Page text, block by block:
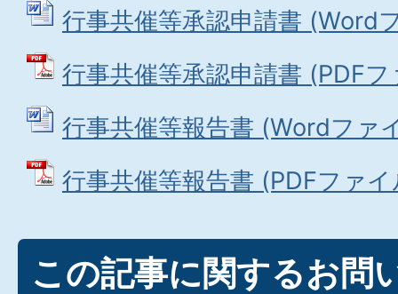
行事共催等承認申請書 (Word
行事共催等承認申請書 (PDF
行事共催等報告書 (Wordファ
行事共催等報告書 (PDFファ
この記事に関するお問